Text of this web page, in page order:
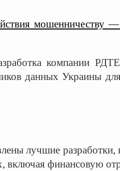
мошенничеству
компании
данных Украины
лучшие разработки,
включая финансовую